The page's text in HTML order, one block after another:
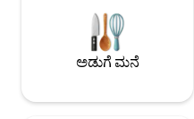
ಅಡುಗೆ ಮನೆ